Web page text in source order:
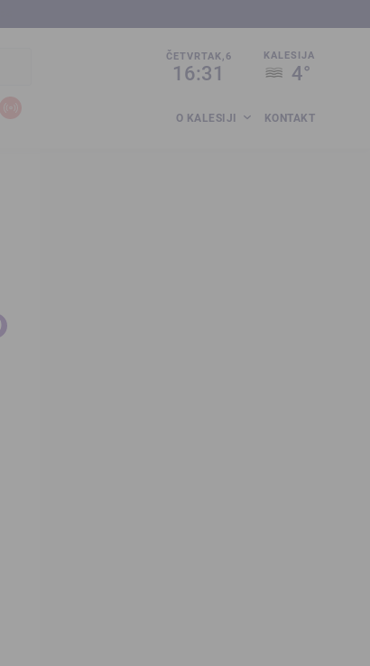
ČETVRTAK,6
16:31
KALESIJA
4°
O KALESIJI KONTAKT